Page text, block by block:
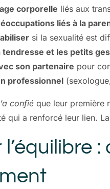
corporelle liés aux
liés à la
si la sexualité est
tendresse et les petits
son partenaire pour
professionnel
confié que leur première
qui a renforcé leur lien.
l’équilibre